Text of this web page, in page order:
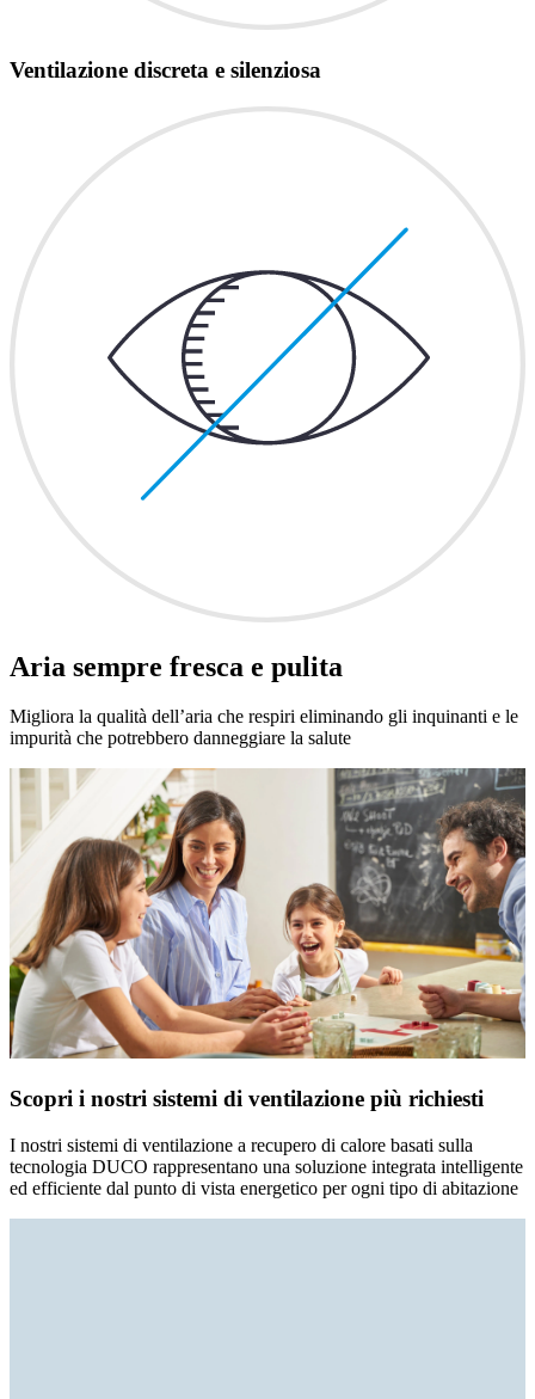
Ventilazione discreta e silenziosa
Aria sempre fresca e pulita
Migliora la qualità dell’aria che respiri eliminando gli inquinanti e le
impurità che potrebbero danneggiare la salute
Scopri i nostri sistemi di ventilazione più richiesti
I nostri sistemi di ventilazione a recupero di calore basati sulla
tecnologia DUCO rappresentano una soluzione integrata intelligente
ed efficiente dal punto di vista energetico per ogni tipo di abitazione